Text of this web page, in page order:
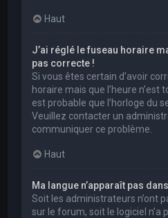
Haut
J’ai réglé le fuseau horaire
pas correcte !
Si vous êtes certain d’avoir
horaire mais que l’heure n’est
est probable que l’horloge du
Veuillez contacter un
communiquer ce problème.
Haut
Ma langue n’apparaît pas
Soit les administrateurs n’ont
sur le forum, soit le logiciel n’a